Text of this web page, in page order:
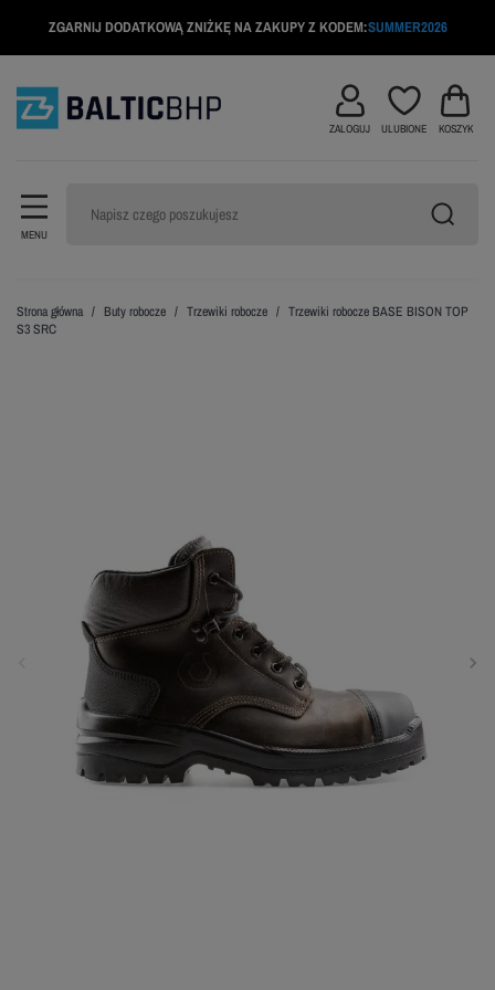
ZGARNIJ DODATKOWĄ ZNIŻKĘ NA ZAKUPY Z KODEM:SUMMER2026
MENU
ZALOGUJ ULUBIONE KOSZYK
Strona główna Buty robocze Trzewiki robocze
Trzewiki robocze BASE BISON TOP
S3 SRC